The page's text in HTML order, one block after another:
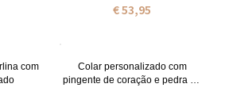
€ 53,95
com
Colar personalizado com
pingente de coração e pedra de